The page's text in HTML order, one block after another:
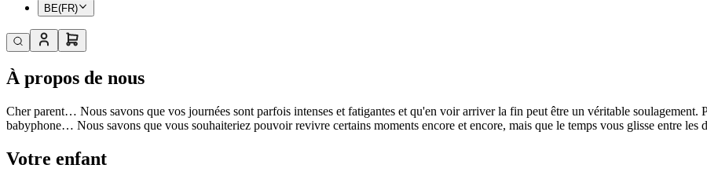
BE(FR)
À propos de nous
Cher parent… Nous savons que vos journées sont parfois intenses et fatigantes et qu'en voir arriver la fin peut être un véritable soulagement.
babyphone… Nous savons que vous souhaiteriez pouvoir revivre certains moments encore et encore, mais que le temps vous glisse entre les
Votre enfant